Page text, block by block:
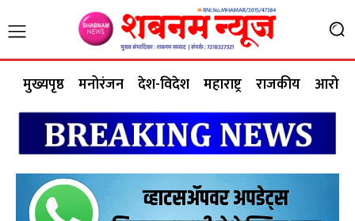
मुख्यपृष्ठ मनोरंजन देश-विदेश महाराष्ट्र राजकीय आरोग्य